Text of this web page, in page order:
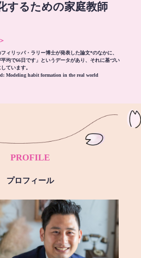
するための家庭教師
ィリッパ・ラリー博士が発表した論文*のなかに、
平均で66日です」というデータがあり、それに基づい
ています。
Modeling habit formation in the real world
PROFILE
プロフィール